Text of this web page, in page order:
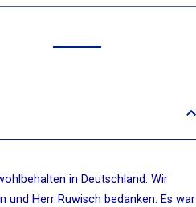
in Deutschland. Wir
Herr Ruwisch bedanken. Es war